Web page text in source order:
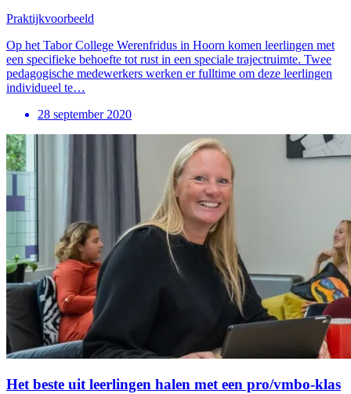
Praktijkvoorbeeld
Op het Tabor College Werenfridus in Hoorn komen leerlingen met
een specifieke behoefte tot rust in een speciale trajectruimte. Twee
pedagogische medewerkers werken er fulltime om deze leerlingen
individueel te…
28 september 2020
Het beste uit leerlingen halen met een pro/vmbo-klas